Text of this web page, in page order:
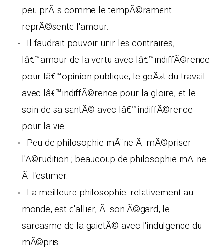
peu prÃ¨s comme le tempÃ©rament
reprÃ©sente l'amour.
Il faudrait pouvoir unir les contraires,
lâ€™amour de la vertu avec lâ€™indiffÃ©rence
pour lâ€™opinion publique, le goÃ»t du travail
avec lâ€™indiffÃ©rence pour la gloire, et le
soin de sa santÃ© avec lâ€™indiffÃ©rence
pour la vie.
Peu de philosophie mÃ¨ne Ã mÃ©priser
l'Ã©rudition ; beaucoup de philosophie mÃ¨ne
Ã l'estimer.
La meilleure philosophie, relativement au
monde, est d'allier, Ã son Ã©gard, le
sarcasme de la gaietÃ© avec l'indulgence du
mÃ©pris.